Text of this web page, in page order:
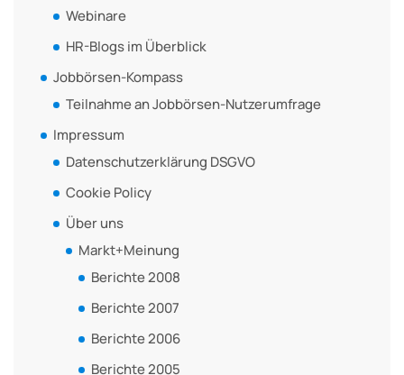
Webinare
HR-Blogs im Überblick
Jobbörsen-Kompass
Teilnahme an Jobbörsen-Nutzerumfrage
Impressum
Datenschutzerklärung DSGVO
Cookie Policy
Über uns
Markt+Meinung
Berichte 2008
Berichte 2007
Berichte 2006
Berichte 2005